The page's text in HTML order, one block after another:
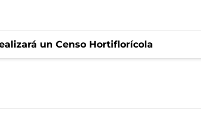
un Censo Hortiflorícola